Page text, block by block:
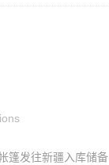
篷发往新疆入库储备